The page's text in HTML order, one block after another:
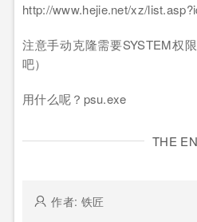
http://www.hejie.net/xz/
注意手动克隆需要SYSTEM权
吧）
用什么呢？psu.exe
THE
作者: 铁匠